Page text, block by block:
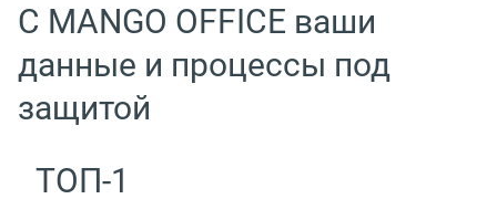
С MANGO OFFICE ваши
данные и процессы под
защитой
ТОП-1